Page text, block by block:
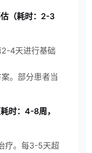
（耗时：2-3
4天进行基础
。部分患者当
时：4-8周，
疗。每3-5天超